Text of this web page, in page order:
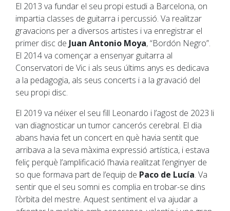
El 2013 va fundar el seu propi estudi a Barcelona, on
impartia classes de guitarra i percussió. Va realitzar
gravacions per a diversos artistes i va enregistrar el
primer disc de Juan Antonio Moya, “Bordón Negro”.
El 2014 va començar a ensenyar guitarra al
Conservatori de Vic i als seus últims anys es dedicava
a la pedagogia, als seus concerts i a la gravació del
seu propi disc.
El 2019 va néixer el seu fill Leonardo i l’agost de 2023 li
van diagnosticar un tumor cancerós cerebral. El dia
abans havia fet un concert en què havia sentit que
arribava a la seva màxima expressió artística, i estava
feliç perquè l’amplificació l’havia realitzat l’enginyer de
so que formava part de l’equip de Paco de Lucía. Va
sentir que el seu somni es complia en trobar-se dins
l’òrbita del mestre. Aquest sentiment el va ajudar a